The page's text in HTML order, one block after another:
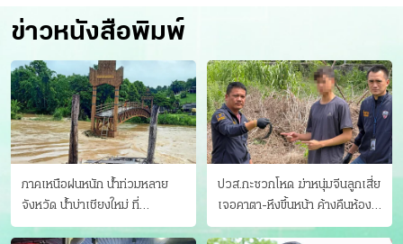
ข่าวหนังสือพิมพ์
ภาคเหนือฝนหนัก น้ำท่วมหลาย
จังหวัด นํ้าบ่าเชียงใหม่ ที่
แม่ฮ่องสอน ซัดสะพานขาด
ปวส.กะซวกโหด ฆ่าหนุ่มจีนลูกเสี่ย
เจอคาตา-หึงขึ้นหน้า ค้างคืนห้อง
แฟนสาว